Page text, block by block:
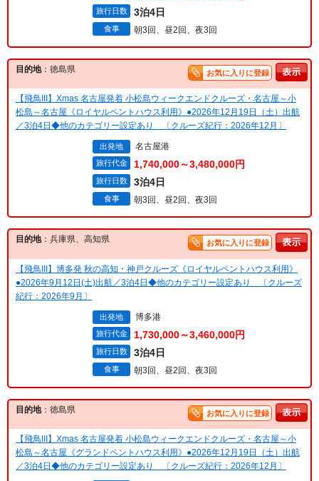
旅行日数 3泊4日
食事 朝3回、昼2回、夜3回
目的地：徳島県 お気に入りに登録
【飛鳥III】Xmas 名古屋発着 小松島ウィークエンドクルーズ・名古屋～小
松島～名古屋《ロイヤルペントハウス利用》●2026年12月19日（土）出航
／3泊4日◆他のカテゴリー設定あり 〔クルーズ紀行：2026年12月〕
出発地 名古屋港
旅行代金 1,740,000～3,480,000円
旅行日数 3泊4日
食事 朝3回、昼2回、夜3回
目的地：兵庫県、高知県 お気に入りに登録
【飛鳥III】博多発 秋の高知・神戸クルーズ《ロイヤルペントハウス利用》
●2026年9月12日(土)出航／3泊4日◆他のカテゴリー設定あり 〔クルーズ
紀行：2026年9月〕
出発地 博多港
旅行代金 1,730,000～3,460,000円
旅行日数 3泊4日
食事 朝3回、昼2回、夜3回
目的地：徳島県 お気に入りに登録
【飛鳥III】Xmas 名古屋発着 小松島ウィークエンドクルーズ・名古屋～小
松島～名古屋《グランドペントハウス利用》●2026年12月19日（土）出航
／3泊4日◆他のカテゴリー設定あり 〔クルーズ紀行：2026年12月〕